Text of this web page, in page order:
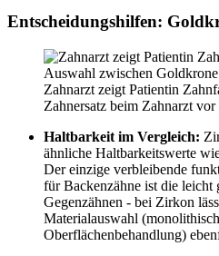
Entscheidungshilfen:
Zahnarzt zeigt Patientin
Zahnersatz beim Zahnarzt vor
Haltbarkeit im Vergleich:
ähnliche Haltbarkeitswerte
Der einzige verbleibende
für Backenzähne ist die leicht
Gegenzähnen - bei Zirkon
Materialauswahl
Oberflächenbehandlung)